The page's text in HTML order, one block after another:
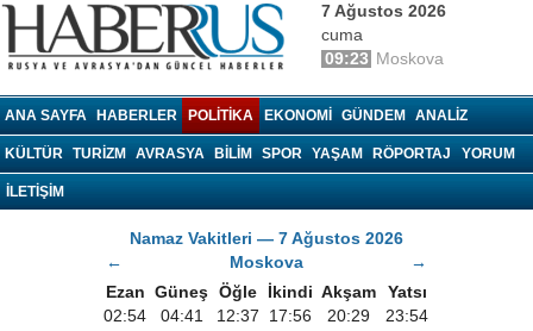
7 Ağustos 2026
cuma
09:23 Moskova
ANA SAYFA HABERLER POLITIKA EKONOMI GÜNDEM ANALIZ
KÜLTÜR TURIZM AVRASYA BILIM SPOR YAŞAM RÖPORTAJ YORUM
İLETİŞİM
Namaz Vakitleri — 7 Ağustos 2026
←
Moskova
→
Ezan Güneş Öğle İkindi Akşam
Yatsı
02:54
04:41 12:37 17:56 20:29 23:54